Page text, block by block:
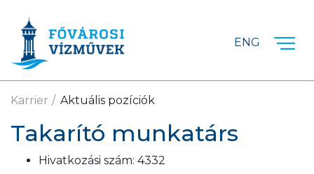
ENG
Karrier Aktuális pozíciók
Takarító munkatárs
Hivatkozási szám: 4332